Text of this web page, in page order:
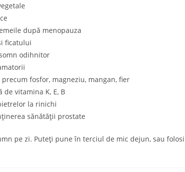
după menopauza
ficatului
odihnitor
fosfor, magneziu, mangan, fier
de vitamina K, E, B
la rinichi
sănătății prostate
pe zi. Puteți pune în terciul de mic dejun, sau